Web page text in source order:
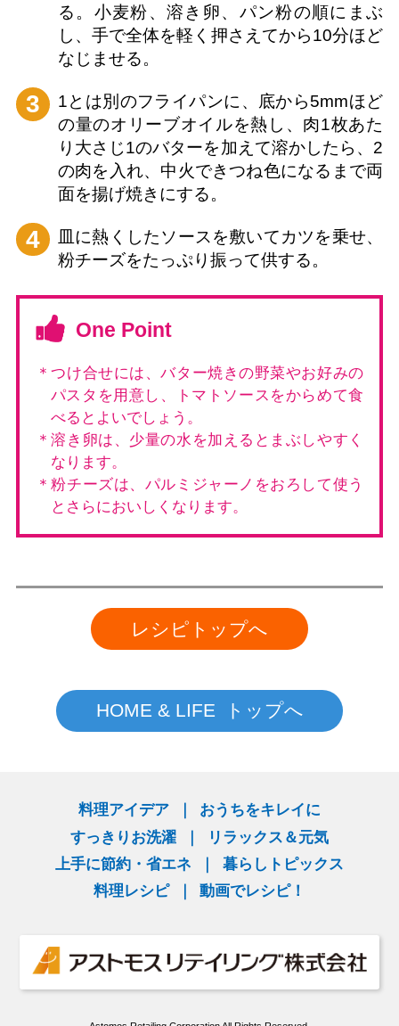
る。小麦粉、溶き卵、パン粉の順にまぶ
し、手で全体を軽く押さえてから10分ほど
なじませる。
3
1とは別のフライパンに、底から5mmほど
の量のオリーブオイルを熱し、肉1枚あた
り大さじ1のバターを加えて溶かしたら、2
の肉を入れ、中火できつね色になるまで両
面を揚げ焼きにする。
4
皿に熱くしたソースを敷いてカツを乗せ、
粉チーズをたっぷり振って供する。
One Point
＊つけ合せには、バター焼きの野菜やお好みの
パスタを用意し、トマトソースをからめて食
べるとよいでしょう。
＊溶き卵は、少量の水を加えるとまぶしやすく
なります。
＊粉チーズは、パルミジャーノをおろして使う
とさらにおいしくなります。
レシピトップへ
HOME & LIFE トップへ
料理アイデア
おうちをキレイに
すっきりお洗濯
リラックス＆元気
上手に節約・省エネ
暮らしトピックス
料理レシピ
動画でレシピ！